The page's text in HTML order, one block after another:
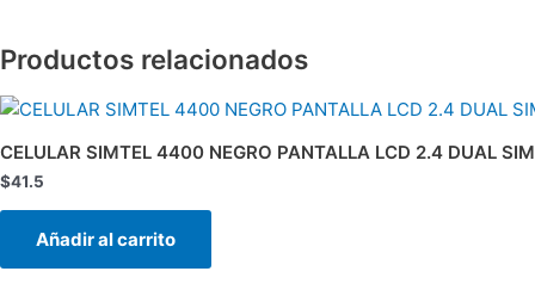
Productos relacionados
CELULAR SIMTEL 4400 NEGRO PANTALLA LCD 2.4 DUAL SIM
$41.5
Añadir al carrito